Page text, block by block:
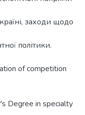
заходи щодо
політики.
of competition
Degree in specialty